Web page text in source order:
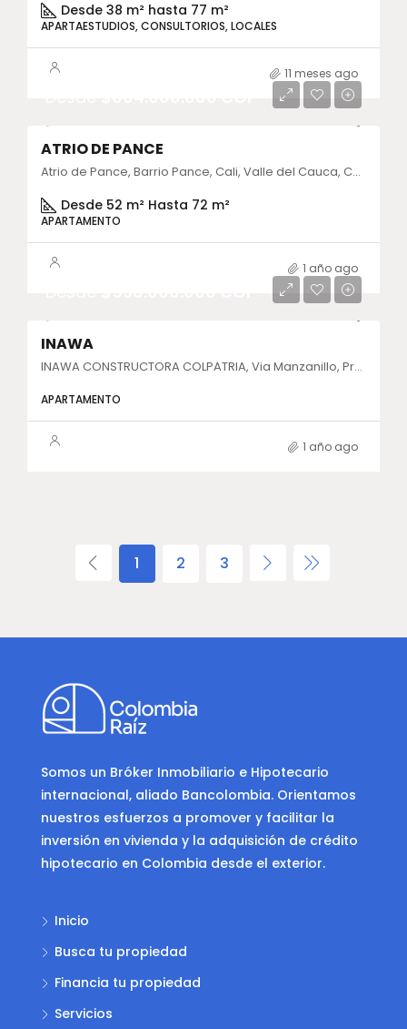
Desde 38 m² hasta 77 m²
APARTAESTUDIOS, CONSULTORIOS, LOCALES
11 meses ago
ATRIO DE PANCE
Atrio de Pance, Barrio Pance, Cali, Valle del Cauca, Colombia
Desde 52 m² Hasta 72 m²
APARTAMENTO
1 año ago
INAWA
INAWA CONSTRUCTORA COLPATRIA, Via Manzanillo, Provincia de Cartagena, Bolívar, Colombia
APARTAMENTO
1 año ago
1 2 3
Somos un Bróker Inmobiliario e Hipotecario
internacional, aliado Bancolombia. Orientamos
nuestros esfuerzos a promover y facilitar la
inversión en vivienda y la adquisición de crédito
hipotecario en Colombia desde el exterior.
Inicio
Busca tu propiedad
Financia tu propiedad
Servicios